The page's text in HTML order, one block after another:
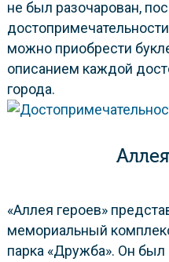
не был разочарован,
можно приобрести
описанием каждой
города.
«Аллея героев»
мемориальный
парка «Дружба». Он